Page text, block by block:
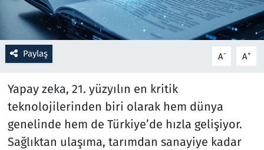
Paylaş A- A+
Yapay zeka, 21. yüzyılın en kritik
teknolojilerinden biri olarak hem dünya
genelinde hem de Türkiye’de hızla gelişiyor.
Sağlıktan ulaşıma, tarımdan sanayiye kadar
Ramazan
Resmi İlanlar
Sağlık
Savunma Sanayi